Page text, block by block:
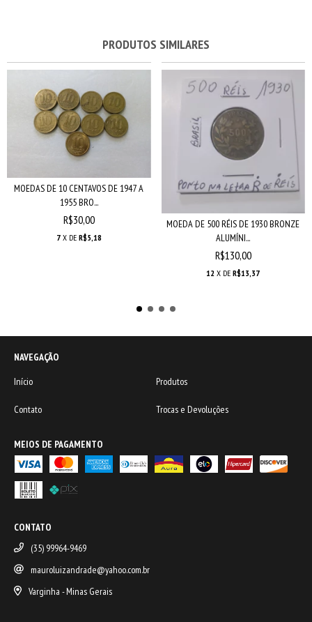
PRODUTOS SIMILARES
MOEDAS DE 10 CENTAVOS DE 1947 A
1955 BRO...
R$30,00
7 X DE R$5,18
MOEDA DE 500 RÉIS DE 1930 BRONZE
ALUMÍNI...
R$130,00
12 X DER$13,37
NAVEGAÇÃO
Início
Produtos
Contato Trocas e Devoluções
MEIOS DE PAGAMENTO
CONTATO
(35) 99964-9469
mauroluizandrade@yahoo.com.br
Varginha - Minas Gerais